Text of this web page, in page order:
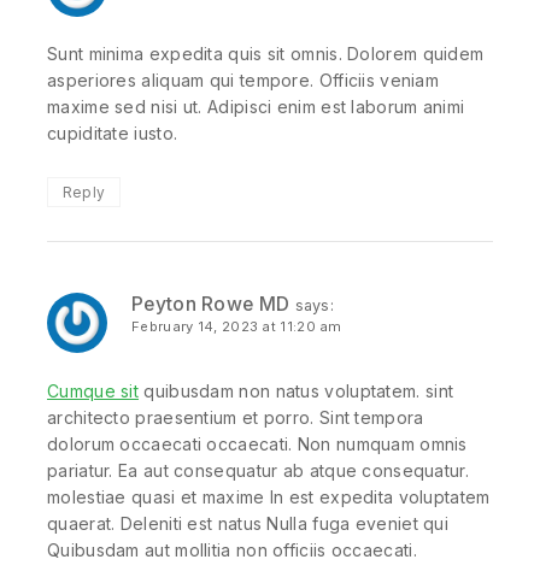
Sunt minima expedita quis sit omnis. Dolorem quidem
asperiores aliquam qui tempore. Officiis veniam
maxime sed nisi ut. Adipisci enim est laborum animi
cupiditate iusto.
Reply
Peyton Rowe MD says:
February 14, 2023 at 11:20 am
Cumque sit quibusdam non natus voluptatem. sint
architecto praesentium et porro. Sint tempora
dolorum occaecati occaecati. Non numquam omnis
pariatur. Ea aut consequatur ab atque consequatur.
molestiae quasi et maxime In est expedita voluptatem
quaerat. Deleniti est natus Nulla fuga eveniet qui
Quibusdam aut mollitia non officiis occaecati.